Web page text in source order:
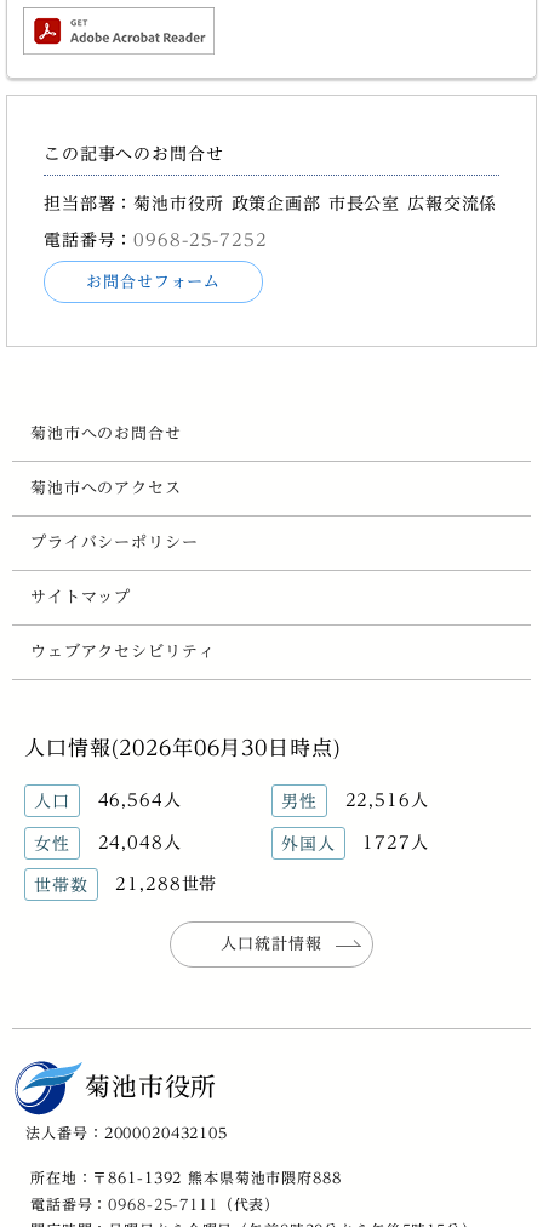
この記事へのお問合せ
担当部署：菊池市役所 政策企画部 市長公室 広報交流係
電話番号：0968-25-7252
お問合せフォーム
菊池市へのお問合せ
菊池市へのアクセス
プライバシーポリシー
サイトマップ
ウェブアクセシビリティ
人口情報(2026年06月30日時点)
人口 46,564人 男性 22,516人
女性 24,048人 外国人 1727人
世帯数 21,288世帯
人口統計情報
菊池市役所
法人番号：2000020432105
所在地：〒861-1392 熊本県菊池市隈府888
電話番号：0968-25-7111
（代表）